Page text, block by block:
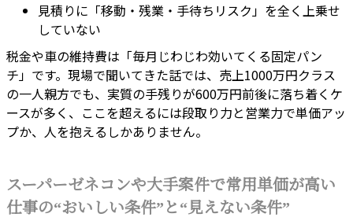
見積りに「移動・残業・手待ちリスク」を全く上乗せ
していない
税金や車の維持費は「毎月じわじわ効いてくる固定パン
チ」です。現場で聞いてきた話では、売上1000万円クラス
の一人親方でも、実質の手残りが600万円前後に落ち着くケ
ースが多く、ここを超えるには段取り力と営業力で単価アッ
プか、人を抱えるしかありません。
スーパーゼネコンや大手案件で常用単価が高い
仕事の“おいしい条件”と“見えない条件”